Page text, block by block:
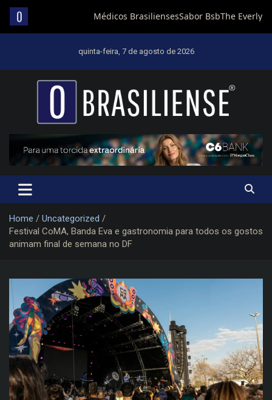
quinta-feira, 7 de agosto de 2026
Um diário de notícias que trabalha por Brasília
Home
Uncategorized
Festival CoMA, Banda Eva e gastronomia para todos os gostos
animam final de semana no DF